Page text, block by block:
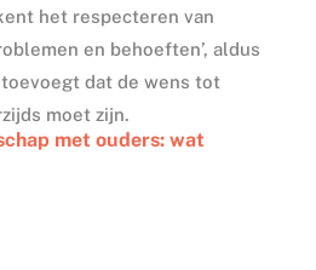
het respecteren van
en behoeften’, aldus
toevoegt dat de wens tot
moet zijn.
met ouders: wat